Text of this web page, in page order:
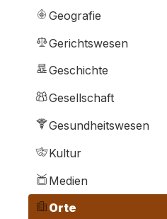
Geografie
Gerichtswesen
Geschichte
Gesellschaft
Gesundheitswesen
Kultur
Medien
Orte